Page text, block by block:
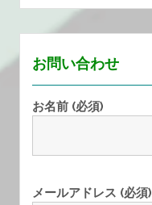
一
お問い合わせ
お名前 (必須)
メールアドレス (必須)